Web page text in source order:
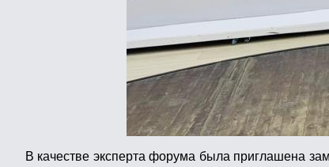
В качестве эксперта форума была приглашена